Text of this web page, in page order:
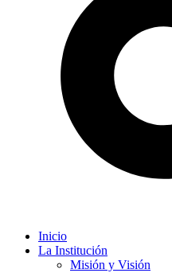
Inicio
La Institución
Misión y Visión